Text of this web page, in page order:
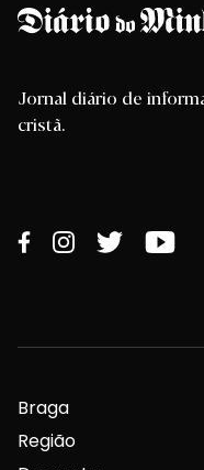
Jornal diário de
cristã.
Braga
Região